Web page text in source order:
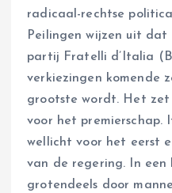
radicaal-rechtse
Peilingen wijzen uit
partij Fratelli d’Italia
verkiezingen komende
grootste wordt. Het zet
voor het
wellicht voor het eerst
van de regering. In
grotendeels door